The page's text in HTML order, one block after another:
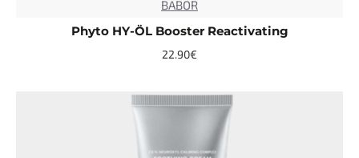
BABOR
Phyto HY-ÖL Booster Reactivating
22.90€